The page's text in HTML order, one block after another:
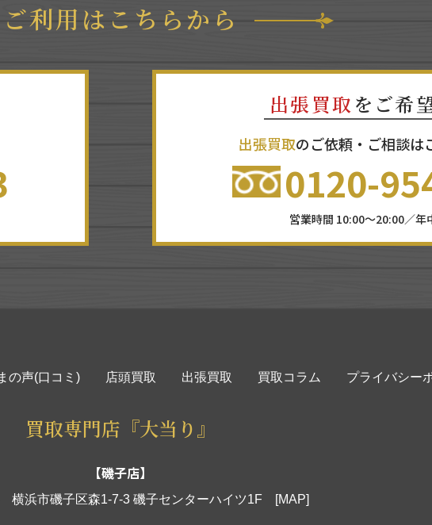
ご利用はこちらから
出張買取をご希
出張買取のご依頼・ご相談は
0120-
営業時間 10:00～20:00／年
の声(口コミ) 店頭買取 出張買取 買取コラム プライバシー
買取専門店『大当り』
【磯子店】
横浜市磯子区森1-7-3 磯子センターハイツ1F [MAP]